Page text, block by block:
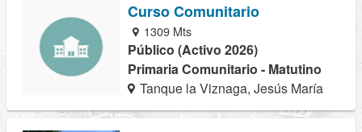
Curso Comunitario
1309 Mts
Público (Activo 2026)
Primaria Comunitario - Matutino
Tanque la Viznaga, Jesús María